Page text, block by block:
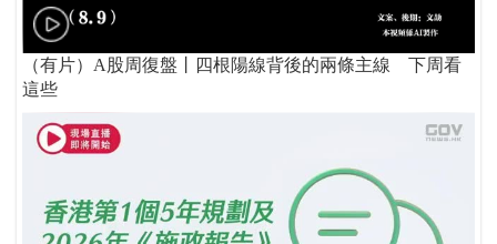
（有片）A股周復盤丨四根陽線背後的兩條主線 下周看
這些